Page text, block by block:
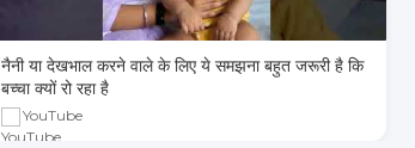
नैनी या देखभाल करने वाले के लिए ये समझना बहुत जरूरी है कि
बच्चा क्यों रो रहा है
YouTube